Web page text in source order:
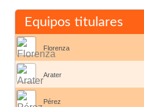
Equipos titulares
Florenza
Arater
Pérez